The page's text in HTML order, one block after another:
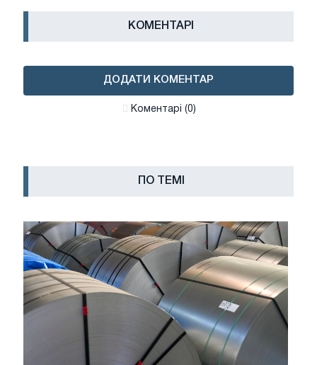
КОМЕНТАРІ
ДОДАТИ КОМЕНТАР
Коментарі (0)
ПО ТЕМІ